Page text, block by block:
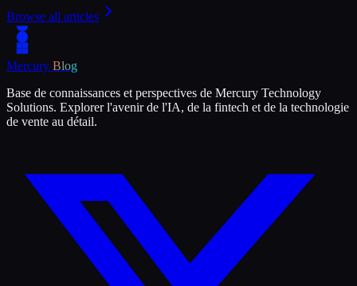
Browse all articles
Mercury Blog
Base de connaissances et perspectives de Mercury Technology
Solutions. Explorer l'avenir de l'IA, de la fintech et de la technologie
de vente au détail.